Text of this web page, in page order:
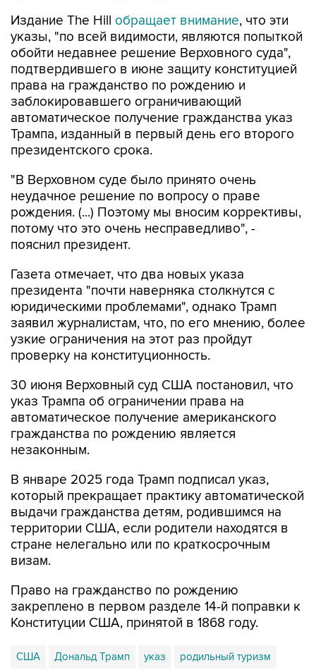
Издание The Hill обращает внимание, что эти
указы, "по всей видимости, являются попыткой
обойти недавнее решение Верховного суда",
подтвердившего в июне защиту конституцией
права на гражданство по рождению и
заблокировавшего ограничивающий
автоматическое получение гражданства указ
Трампа, изданный в первый день его второго
президентского срока.
"В Верховном суде было принято очень
неудачное решение по вопросу о праве
рождения. (...) Поэтому мы вносим коррективы,
потому что это очень несправедливо", -
пояснил президент.
Газета отмечает, что два новых указа
президента "почти наверняка столкнутся с
юридическими проблемами", однако Трамп
заявил журналистам, что, по его мнению, более
узкие ограничения на этот раз пройдут
проверку на конституционность.
30 июня Верховный суд США постановил, что
указ Трампа об ограничении права на
автоматическое получение американского
гражданства по рождению является
незаконным.
В январе 2025 года Трамп подписал указ,
который прекращает практику автоматической
выдачи гражданства детям, родившимся на
территории США, если родители находятся в
стране нелегально или по краткосрочным
визам.
Право на гражданство по рождению
закреплено в первом разделе 14-й поправки к
Конституции США, принятой в 1868 году.
США Дональд Трамп указ родильный туризм